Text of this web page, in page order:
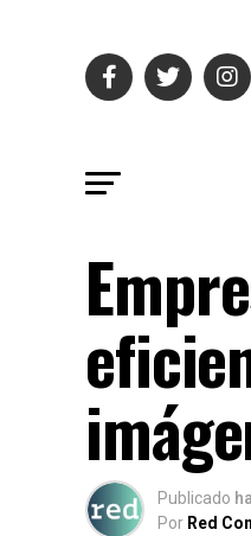
Publicado
Por Red